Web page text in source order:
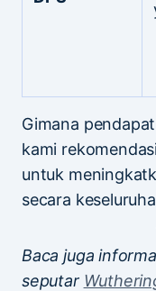
Gimana
kami
untuk
secara
Baca juga
seputar